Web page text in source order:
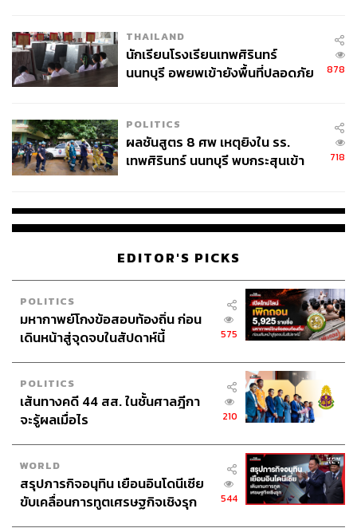
THAILAND
นักเรียนโรงเรียนเทพศิรินทร์
นนทบุรี อพยพเข้ายังพื้นที่ปลอดภัย
878
POLITICS
ผลชันสูตร 8 ศพ เหตุยิงใน รร.
เทพศิรินทร์ นนทบุรี พบกระสุนเข้า
718
EDITOR'S PICKS
POLITICS
มหากาพย์โกงข้อสอบท้องถิ่น ก่อน
เดินหน้าสู่จุดจบในสัปดาห์นี้
575
POLITICS
เส้นทางคดี 44 สส. ในชั้นศาลฎีกา
จะรู้ผลเมื่อไร
210
WORLD
สรุปภารกิจอนุทิน เยือนอินโดนีเซีย
ขับเคลื่อนการทูตเศรษฐกิจเชิงรุก
544